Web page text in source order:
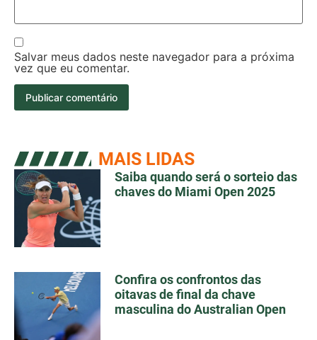
Salvar meus dados neste navegador para a próxima
vez que eu comentar.
MAIS LIDAS
Saiba quando será o sorteio das
chaves do Miami Open 2025
Confira os confrontos das
oitavas de final da chave
masculina do Australian Open